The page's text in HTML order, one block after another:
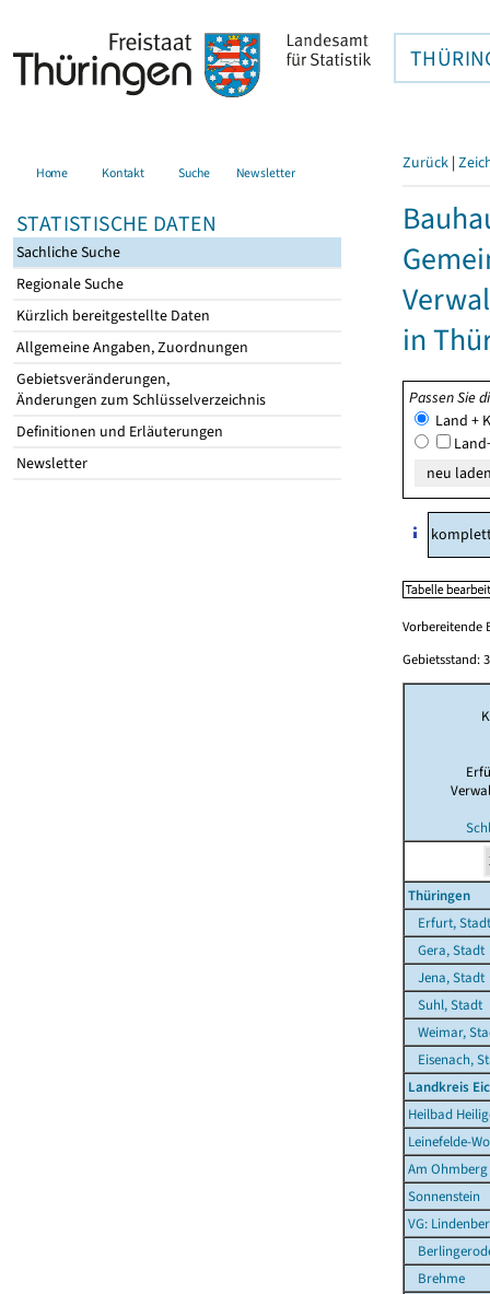
Home Kontakt Suche Newsletter
STATISTISCHE DATEN
Sachliche Suche
Regionale Suche
Kürzlich bereitgestellte Daten
Allgemeine Angaben, Zuordnungen
Gebietsveränderungen,
Änderungen zum Schlüsselverzeichnis
Definitionen und Erläuterungen
Newsletter
Zurück |
in
Passen Sie
Land +
Vorbereitende
Gebietsstand:
Thüringen
Erfurt, Stadt
Gera, Stadt
Jena, Stadt
Suhl, Stadt
Weimar,
Eisenach,
Landkreis
Heilbad
Leinefelde-
Am Ohmberg
Sonnenstein
VG:
Brehme